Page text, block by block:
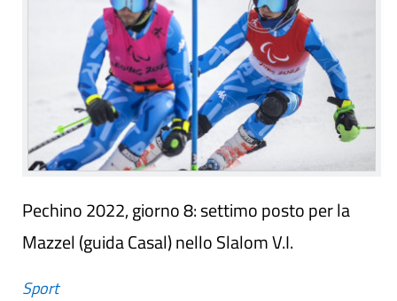
Pechino 2022, giorno 8: settimo posto per la
Mazzel (guida Casal) nello Slalom V.I.
Sport